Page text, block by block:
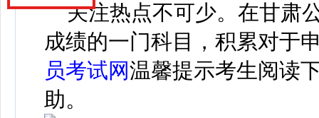
关注热点不可少。 在甘肃
成绩的一门科目，积累对于
员考试网温馨提示考生阅读
助。